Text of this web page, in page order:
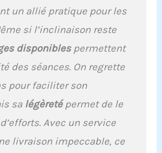
un allié pratique pour les
si l’inclinaison reste
disponiblespermettent
des séances. On regrette
pour faciliter son
sa légèretépermet de le
Avec un service
livraison impeccable, ce